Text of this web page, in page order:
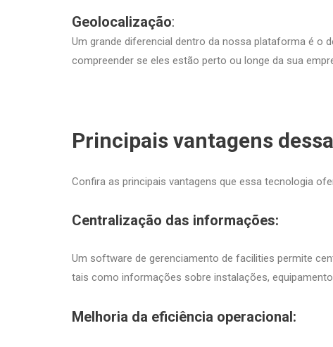
Geolocalização:
Um grande diferencial dentro da nossa plataforma é o
compreender se eles estão perto ou longe da sua
Principais vantagens
Confira as principais vantagens que essa tecnologia
Centralização das informações:
Um software de gerenciamento de facilities permite
tais como informações sobre instalações,
Melhoria da eficiência operacional: